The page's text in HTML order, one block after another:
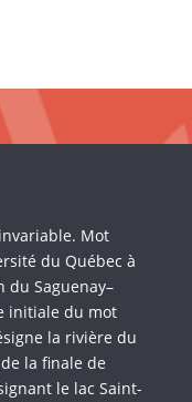
Mot
du Québec à
du Saguenay–
initiale du mot
la rivière du
la finale de
le lac Saint-